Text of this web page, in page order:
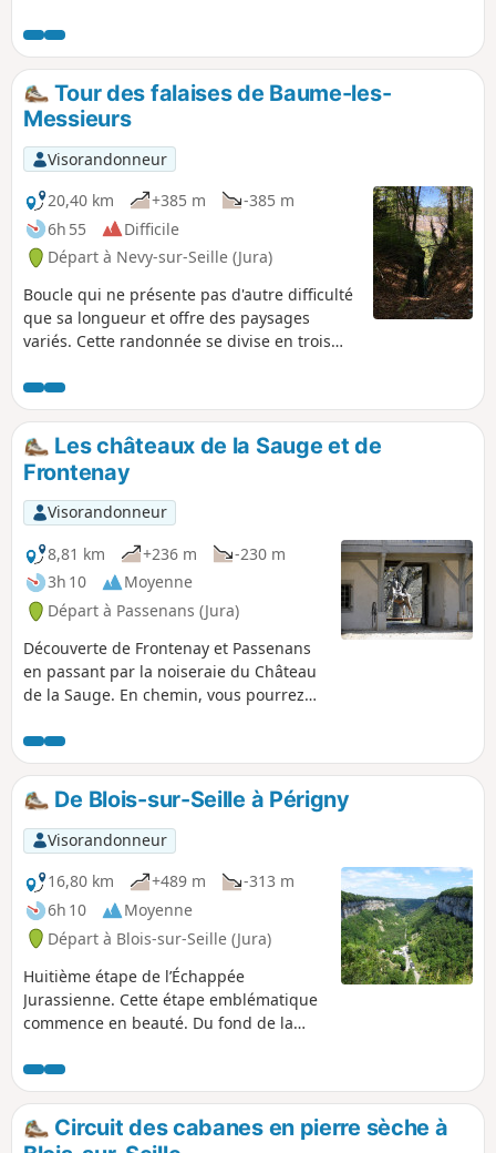
Tour des falaises de Baume-les-
Messieurs
Visorandonneur
20,40 km
+385 m
-385 m
6h 55
Difficile
Départ à Nevy-sur-Seille (Jura)
Boucle qui ne présente pas d'autre difficulté
que sa longueur et offre des paysages
variés. Cette randonnée se divise en trois
jusqu'au plateau en pente douce ; le tour
des falaises presqu'à plat ; un retour en
descente.Les châteaux de la Sauge et de
Frontenay
Visorandonneur
8,81 km
+236 m
-230 m
3h 10
Moyenne
Départ à Passenans (Jura)
Découverte de Frontenay et Passenans
en passant par la noiseraie du Château
de la Sauge. En chemin, vous pourrez
chapelle.
De Blois-sur-Seille à Périgny
Visorandonneur
16,80 km
+489 m
-313 m
6h 10
Moyenne
Départ à Blois-sur-Seille (Jura)
Huitième étape de l’Échappée
Jurassienne. Cette étape emblématique
commence en beauté. Du fond de la
remonterez sur le plateau pour
rejoindre le petit village de Granges-
sur-Baume, qui domine la plus belle
reculée du Jura. Depuis le Belvédère de
Circuit des cabanes en pierre sèche à